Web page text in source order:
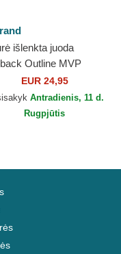
išlenkta juoda
Outline MVP
New York Yankees
47 Brand
EUR 24,95
Antradienis, 11 d.
Rugpjūtis